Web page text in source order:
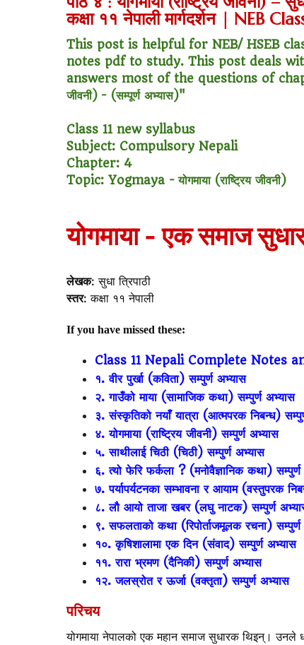
🛵 "Bike or
🏡 Buy
"Study
Start
💰 Gold vs
कक्षा ११ नेपाली मार्गदर्शन | NEB
This post is helpful for NEB/ HSEB
notes pdf to study. This post deals
answers most of the questions of
जीवनी) - (सम्पूर्ण अभ्यास)"
Class 11 new syllabus
Subject: Compulsory Nepali
Chapter: 4
Topic: Yogmaya - योगमाया (राष्ट्रिय जीवनी)
योगमाया - एक समाज
लेखक: सुधा त्रिपाठी
स्तर: कक्षा ११ नेपाली
If you have missed these:
Class 11 Nepali Complete Notes
१. वीर पुर्खा (कविता) सम्पुर्ण अभ्यास
२. गाउँको माया (सामाजिक कथा) सम्पुर्ण अभ्यास
३. संस्कृतिको नयाँ यात्रा (आत्मपरक निबन्ध)
४. योगमाया (राष्ट्रिय जीवनी) सम्पुर्ण अभ्यास
५. साथीलाई चिठी (चिठी) सम्पुर्ण अभ्यास
६. त्यो फेरि फर्कला ? (मनोवैज्ञानिक कथा)
७. पर्यापर्यटनका सम्भावना र आयाम (वस्तुपरक
८. लौ आयो ताजा खबर (लघु नाटक) सम्पुर्ण
९. सफलताको कथा (रिपोर्ताजमूलक रचना)
१०. कृषिशालामा एक दिन (संवाद) सम्पुर्ण अभ्यास
११. रारा भ्रमण (दैनिकी) सम्पुर्ण अभ्यास
१२. जलस्रोत र ऊर्जा (वक्तृता) सम्पुर्ण अभ्यास
परिचय
योगमाया नेपालको एक महान समाज सुधारक थिइन्। उनले